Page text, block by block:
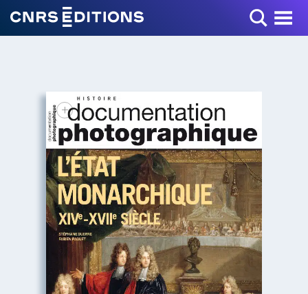
Toggle Menu
+